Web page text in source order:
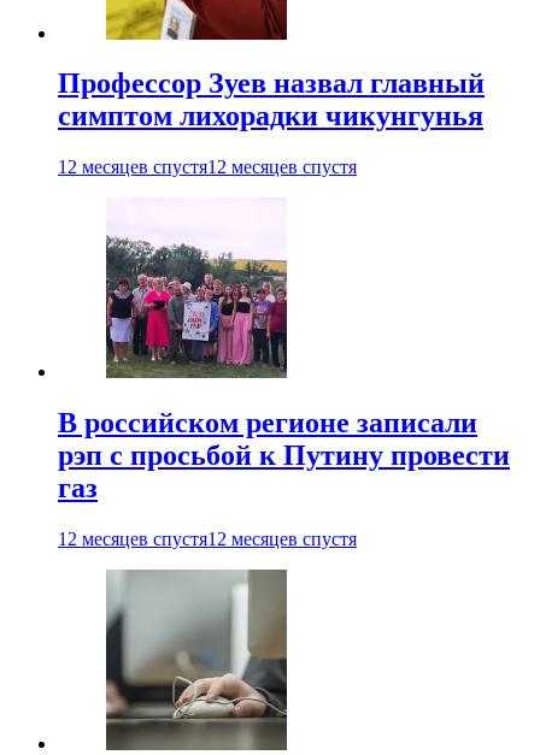
Профессор Зуев назвал главный
симптом лихорадки чикунгунья
12 месяцев спустя12 месяцев спустя
В российском регионе записали
рэп с просьбой к Путину провести
газ
12 месяцев спустя12 месяцев спустя